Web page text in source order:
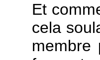
Et
cela
membre